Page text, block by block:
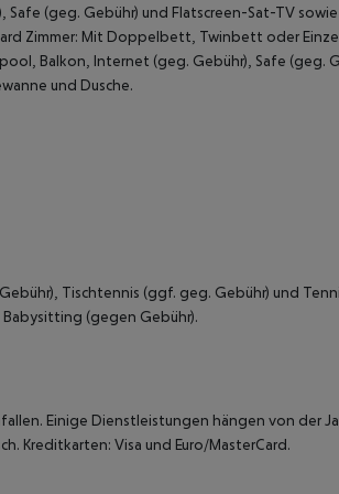
(geg. Gebühr) und Flatscreen-Sat-TV
Zimmer: Mit Doppelbett, Twinbett oder
Balkon, Internet (geg. Gebühr), Safe (geg.
und Dusche.
Tischtennis (ggf. geg. Gebühr) und
(gegen Gebühr).
Einige Dienstleistungen hängen von der
Kreditkarten: Visa und Euro/MasterCard.